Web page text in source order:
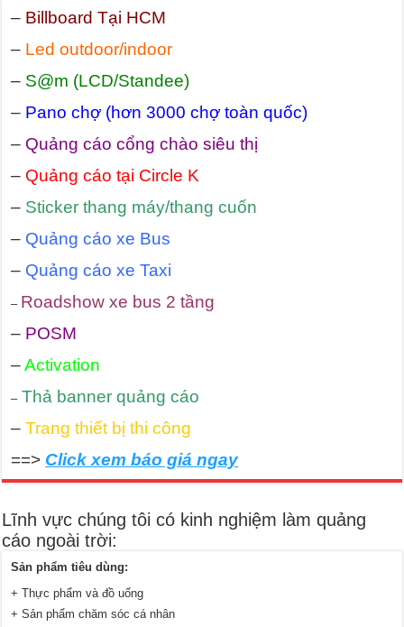
– Billboard Tại HCM
– Led outdoor/indoor
– S@m (LCD/Standee)
– Pano chợ (hơn 3000 chợ toàn quốc)
– Quảng cáo cổng chào siêu thị
– Quảng cáo tại Circle K
– Sticker thang máy/thang cuốn
– Quảng cáo xe Bus
– Quảng cáo xe Taxi
– Roadshow xe bus 2 tầng
– POSM
–Activation
– Thả banner quảng cáo
–Trang thiết bị thi công
==> Click xem báo giá ngay
Lĩnh vực chúng tôi có kinh nghiệm làm quảng
cáo ngoài trời:
Sản phẩm tiêu dùng:
+ Thực phẩm và đồ uống
+ Sản phẩm chăm sóc cá nhân